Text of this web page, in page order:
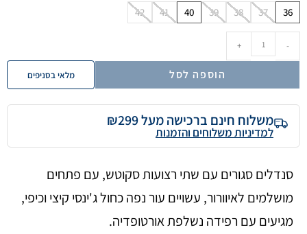
36
37
38
39
40
41
42
-
+
הוספה לסל מלאי בסניפים
משלוח חינם ברכישה מעל ₪299
למדיניות משלוחים והזמנות
סנדלים סגורים עם שתי רצועות סקוטש, עם פתחים
מושלמים לאיוורור, עשויים עור נפה כחול ג'ינסי קיצי וכיפי,
מגיעים עם רפידה נשלפת אורטופדיה.